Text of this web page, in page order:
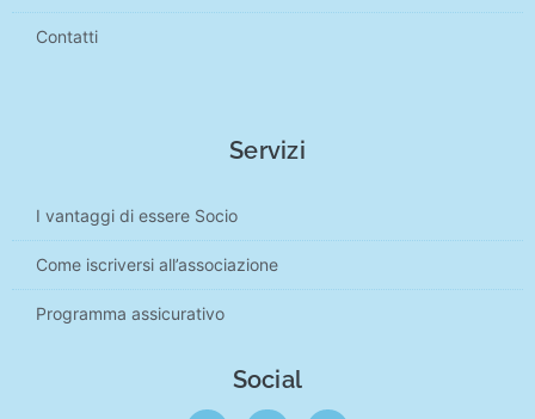
Contatti
Servizi
I vantaggi di essere Socio
Come iscriversi all’associazione
Programma assicurativo
Social